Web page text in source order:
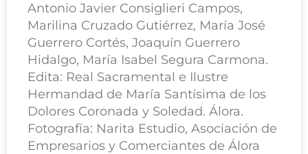
Antonio Javier Consiglieri Campos,
Marilina Cruzado Gutiérrez, María José
Guerrero Cortés, Joaquín Guerrero
Hidalgo, María Isabel Segura Carmona.
Edita: Real Sacramental e Ilustre
Hermandad de María Santísima de los
Dolores Coronada y Soledad. Álora.
Fotografía: Narita Estudio, Asociación de
Empresarios y Comerciantes de Álora